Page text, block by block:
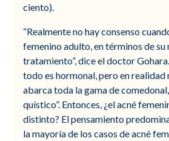
ciento).
“Realmente no hay consenso
femenino adulto, en términos de
tratamiento”, dice el doctor
todo es hormonal, pero en realidad
abarca toda la gama de
quístico”. Entonces, ¿el acné
distinto? El pensamiento
la mayoría de los casos de acné